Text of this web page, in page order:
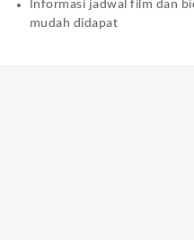
Informasi jadwal film dan
mudah didapat